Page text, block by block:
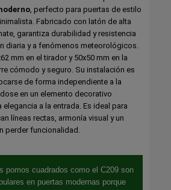
, perfecto para puertas de estilo
Fabricado con latón de alta
garantiza durabilidad y resistencia
diaria y a fenómenos meteorológicos.
mm en el tirador y 50x50 mm en la
cómodo y seguro. Su instalación es
de forma independiente a la
en un elemento decorativo
a la entrada. Es ideal para
líneas rectas, armonía visual y un
perder funcionalidad.
pomos cuadrados como el C209 son
en puertas modernas porque